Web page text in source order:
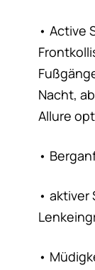
• Active
Nacht,
Allure
•
• aktiver
•